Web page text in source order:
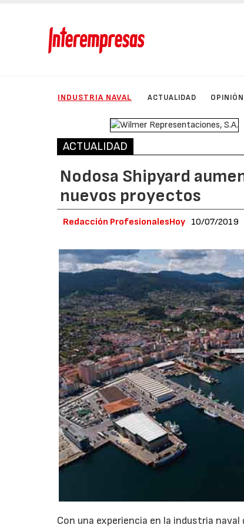
INDUSTRIA NAVAL ACTUALIDAD OPINIÓN
ACTUALIDAD
Nodosa Shipyard
nuevos proyectos
Redacción ProfesionalesHoy 10/07/2019
Con una experiencia en la industria